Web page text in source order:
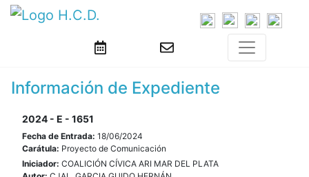
Información de Expediente
2024 - E - 1651
Fecha de Entrada: 18/06/2024
Carátula: Proyecto de Comunicación
Iniciador: COALICIÓN CÍVICA ARI MAR DEL PLATA